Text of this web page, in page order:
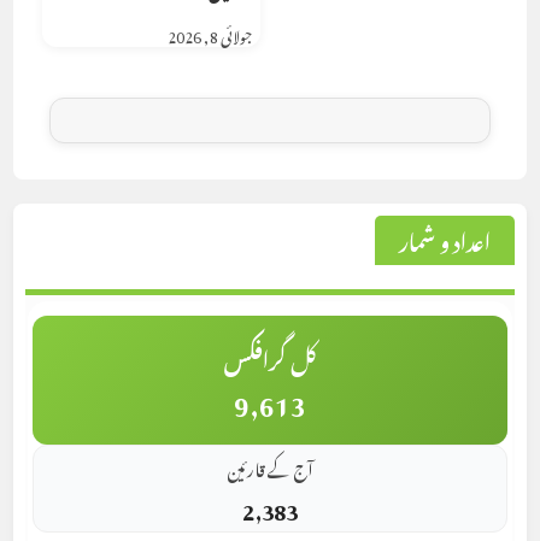
جولائی 8, 2026
اعداد و شمار
کل گرافکس
9,613
آج کے قارئین
2,383